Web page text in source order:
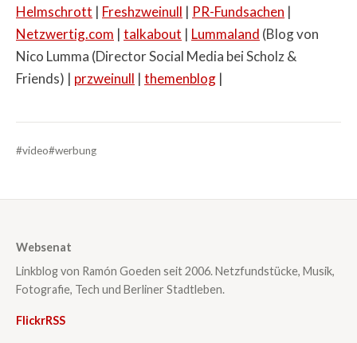
Helmschrott | Freshzweinull | PR-Fundsachen |
Netzwertig.com | talkabout | Lummaland (Blog von
Nico Lumma (Director Social Media bei Scholz &
Friends) | przweinull | themenblog |
#video#werbung
Websenat
Linkblog von Ramón Goeden seit 2006. Netzfundstücke, Musik,
Fotografie, Tech und Berliner Stadtleben.
FlickrRSS